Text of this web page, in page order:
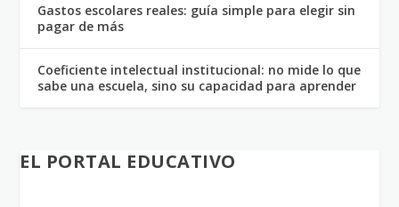
Gastos escolares reales: guía simple para elegir sin
pagar de más
Coeficiente intelectual institucional: no mide lo que
sabe una escuela, sino su capacidad para aprender
EL PORTAL EDUCATIVO